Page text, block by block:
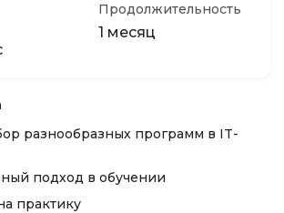
Продолжительность
1 месяц
разнообразных программ в IT-
подход в обучении
практику